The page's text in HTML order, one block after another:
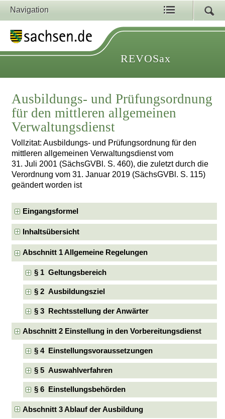
Navigation
REVOSax
Ausbildungs- und Prüfungsordnung
für den mittleren allgemeinen
Verwaltungsdienst
Vollzitat: Ausbildungs- und Prüfungsordnung für den
mittleren allgemeinen Verwaltungsdienst vom
31. Juli 2001 (SächsGVBl. S. 460), die zuletzt durch die
Verordnung vom 31. Januar 2019 (SächsGVBl. S. 115)
geändert worden ist
Eingangsformel
Inhaltsübersicht
Abschnitt 1 Allgemeine Regelungen
§ 1 Geltungsbereich
§ 2 Ausbildungsziel
§ 3 Rechtsstellung der Anwärter
Abschnitt 2 Einstellung in den Vorbereitungsdienst
§ 4 Einstellungsvoraussetzungen
§ 5 Auswahlverfahren
§ 6 Einstellungsbehörden
Abschnitt 3 Ablauf der Ausbildung